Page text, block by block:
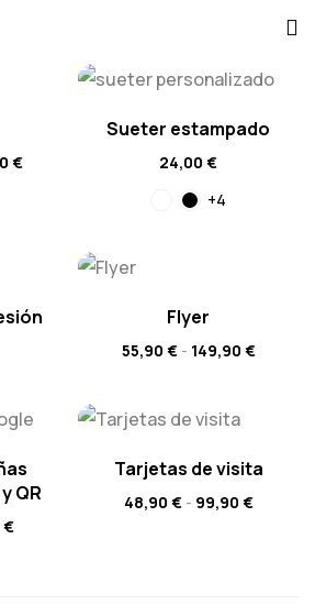
€
Sueter estampado
24,00 €
+4
Flyer
55,90 € - 149,90 €
QR
€
Tarjetas de visita
48,90 € - 99,90 €